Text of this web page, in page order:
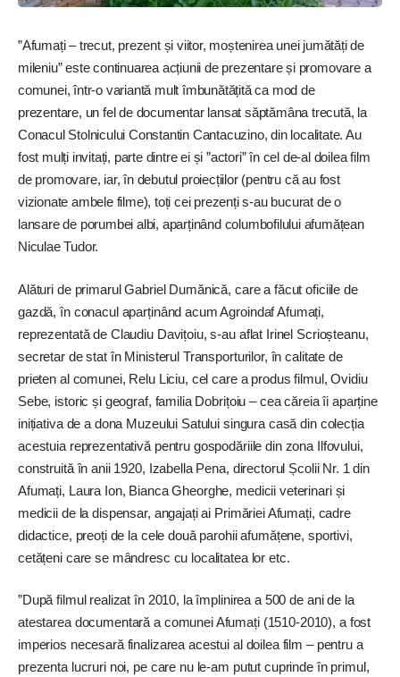
”Afumați – trecut, prezent și viitor, moștenirea unei jumătăți de
mileniu” este continuarea acțiunii de prezentare și promovare a
comunei, într-o variantă mult îmbunătățită ca mod de
prezentare, un fel de documentar lansat săptămâna trecută, la
Conacul Stolnicului Constantin Cantacuzino, din localitate. Au
fost mulți invitați, parte dintre ei și ”actori” în cel de-al doilea film
de promovare, iar, în debutul proiecțiilor (pentru că au fost
vizionate ambele filme), toți cei prezenți s-au bucurat de o
lansare de porumbei albi, aparținând columbofilului afumățean
Niculae Tudor.
Alături de primarul Gabriel Dumănică, care a făcut oficiile de
gazdă, în conacul aparținând acum Agroindaf Afumați,
reprezentată de Claudiu Davițoiu, s-au aflat Irinel Scrioșteanu,
secretar de stat în Ministerul Transporturilor, în calitate de
prieten al comunei, Relu Liciu, cel care a produs filmul, Ovidiu
Sebe, istoric și geograf, familia Dobrițoiu – cea căreia îi aparține
inițiativa de a dona Muzeului Satului singura casă din colecția
acestuia reprezentativă pentru gospodăriile din zona Ilfovului,
construită în anii 1920, Izabella Pena, directorul Școlii Nr. 1 din
Afumați, Laura Ion, Bianca Gheorghe, medicii veterinari și
medicii de la dispensar, angajați ai Primăriei Afumați, cadre
didactice, preoți de la cele două parohii afumățene, sportivi,
cetățeni care se mândresc cu localitatea lor etc.
”După filmul realizat în 2010, la împlinirea a 500 de ani de la
atestarea documentară a comunei Afumați (1510-2010), a fost
imperios necesară finalizarea acestui al doilea film – pentru a
prezenta lucruri noi, pe care nu le-am putut cuprinde în primul,